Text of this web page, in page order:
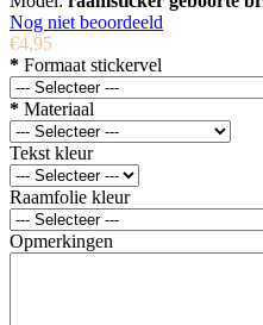
Nog niet beoordeeld
€4,95
* Formaat stickervel
* Materiaal
Tekst kleur
Raamfolie kleur
Opmerkingen